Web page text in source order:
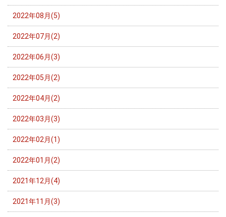
2022年08月(5)
2022年07月(2)
2022年06月(3)
2022年05月(2)
2022年04月(2)
2022年03月(3)
2022年02月(1)
2022年01月(2)
2021年12月(4)
2021年11月(3)